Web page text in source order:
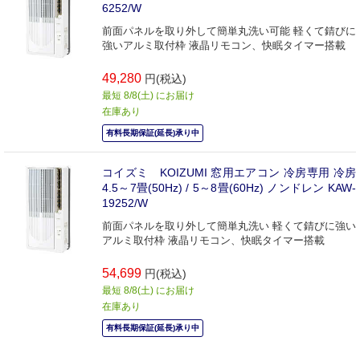
6252/W
前面パネルを取り外して簡単丸洗い可能 軽くて錆びに
強いアルミ取付枠 液晶リモコン、快眠タイマー搭載
49,280 円(税込)
最短 8/8(土) にお届け
在庫あり
有料長期保証(延長)承り中
コイズミ KOIZUMI 窓用エアコン 冷房専用 冷房
4.5～7畳(50Hz) / 5～8畳(60Hz) ノンドレン KAW-
19252/W
前面パネルを取り外して簡単丸洗い 軽くて錆びに強い
アルミ取付枠 液晶リモコン、快眠タイマー搭載
54,699 円(税込)
最短 8/8(土) にお届け
在庫あり
有料長期保証(延長)承り中